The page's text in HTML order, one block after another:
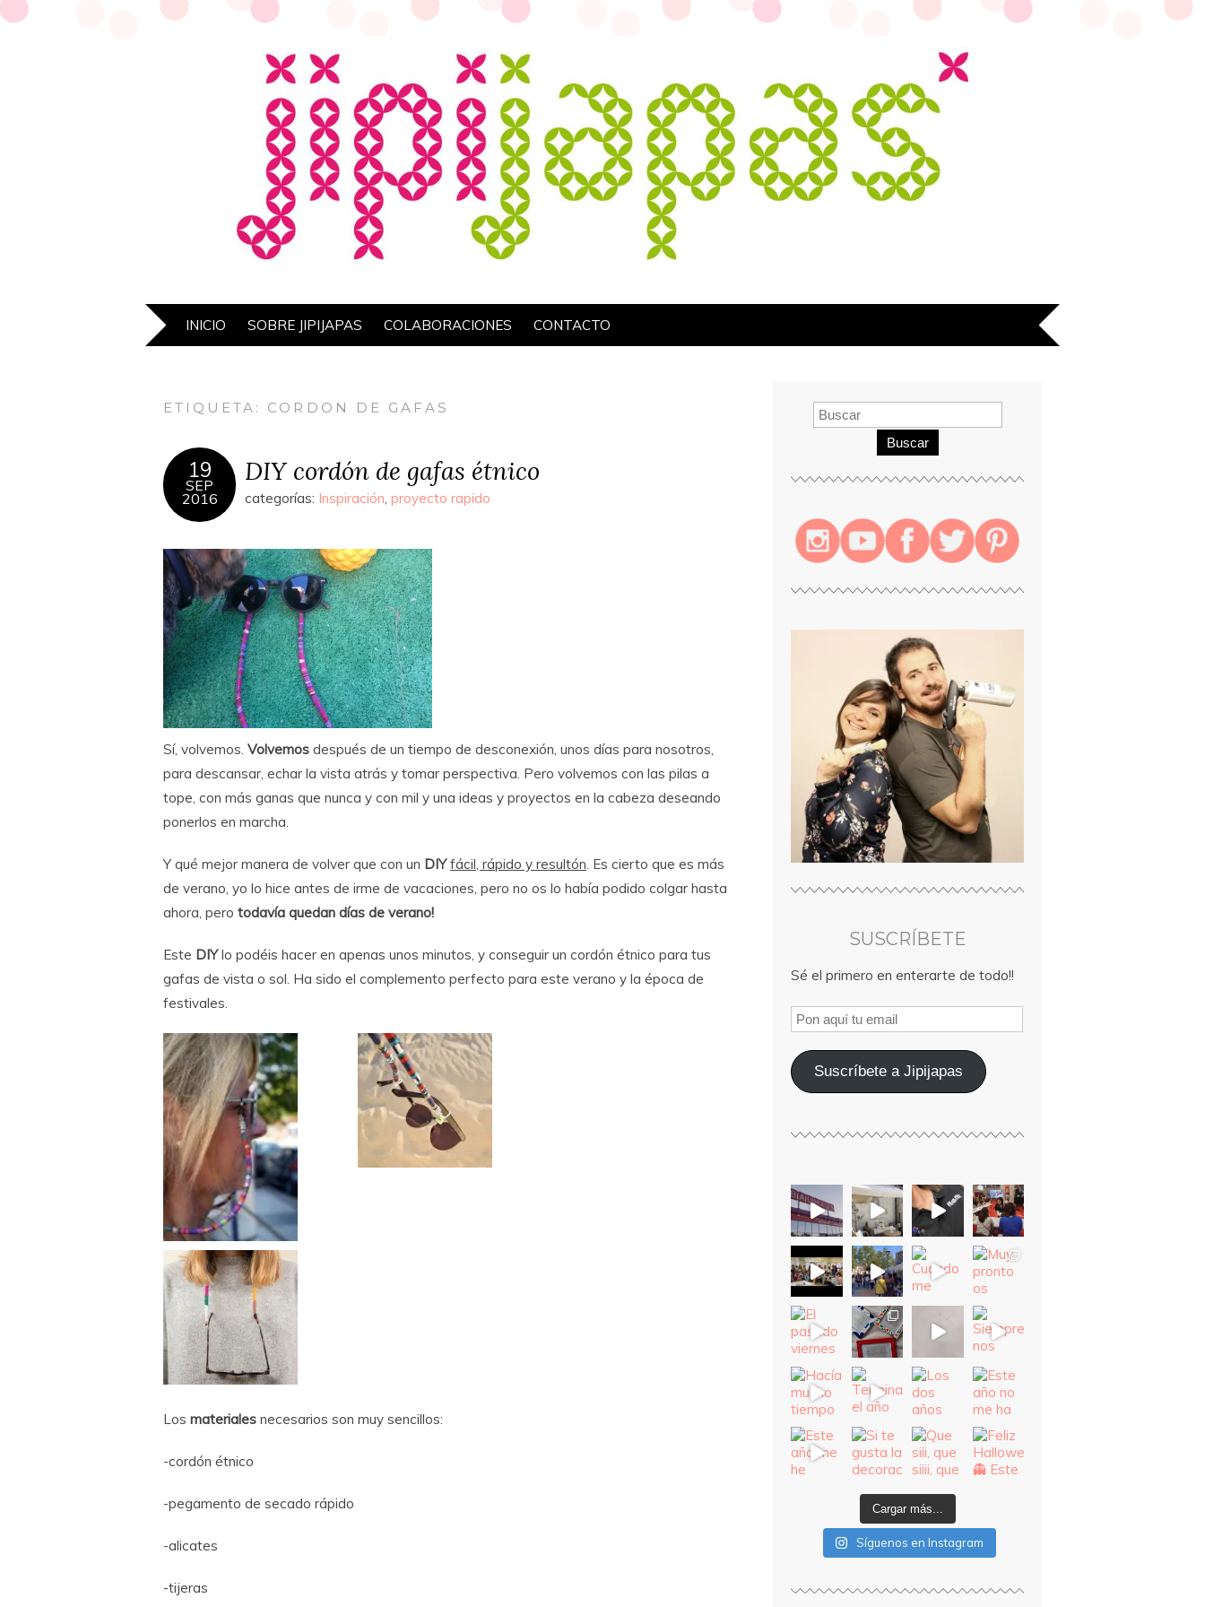
INICIO SOBRE JIPIJAPAS COLABORACIONES CONTACTO
ETIQUETA: CORDON DE GAFAS
19
SEP
2016
DIY cordón de gafas étnico
categorías: Inspiración, proyecto rapido
Sí, volvemos. Volvemos después de un tiempo de desconexión, unos días para nosotros,
para descansar, echar la vista atrás y tomar perspectiva. Pero volvemos con las pilas a
tope, con más ganas que nunca y con mil y una ideas y proyectos en la cabeza deseando
ponerlos en marcha.
Y qué mejor manera de volver que con un DIY fácil, rápido y resultón. Es cierto que es más
de verano, yo lo hice antes de irme de vacaciones, pero no os lo había podido colgar hasta
ahora, pero todavía quedan días de verano!
Este DIYlo podéis hacer en apenas unos minutos, y conseguir un cordón étnico para tus
gafas de vista o sol. Ha sido el complemento perfecto para este verano y la época de
festivales.
Los materiales necesarios son muy sencillos:
-cordón étnico
-pegamento de secado rápido
-alicates
-tijeras
Buscar
SUSCRÍBETE
Sé el primero en enterarte de todo!!
Suscríbete a Jipijapas
Cargar más...
Síguenos en Instagram